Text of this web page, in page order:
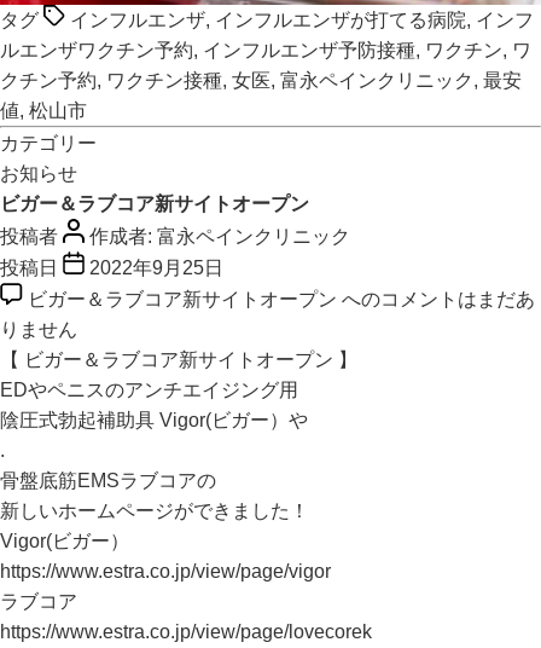
タグ インフルエンザ, インフルエンザが打てる病院, インフ
ルエンザワクチン予約, インフルエンザ予防接種, ワクチン, ワ
クチン予約, ワクチン接種, 女医, 富永ペインクリニック , 最安
値, 松山市
カテゴリー
お知らせ
ビガー＆ラブコア新サイトオープン
投稿者
作成者: 富永ペインクリニック
投稿日
2022年9月25日
ビガー＆ラブコア新サイトオープン へのコメントはまだあ
りません
【 ビガー＆ラブコア新サイトオープン 】
EDやペニスのアンチエイジング用
陰圧式勃起補助具 Vigor(ビガー）や
.
骨盤底筋EMSラブコアの
新しいホームページができました！
Vigor(ビガー）
https://www.estra.co.jp/view/page/vigor
ラブコア
https://www.estra.co.jp/view/page/lovecorek